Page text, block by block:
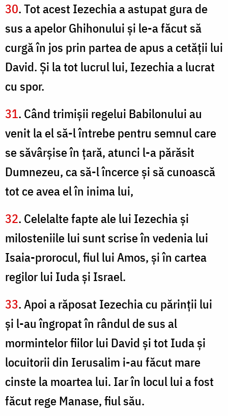
30. Tot acest Iezechia a astupat gura de
sus a apelor Ghihonului şi le-a făcut să
curgă în jos prin partea de apus a cetăţii lui
David. Şi la tot lucrul lui, Iezechia a lucrat
cu spor.
31. Când trimişii regelui Babilonului au
venit la el să-l întrebe pentru semnul care
se săvârşise în ţară, atunci l-a părăsit
Dumnezeu, ca să-l încerce şi să cunoască
tot ce avea el în inima lui,
32. Celelalte fapte ale lui Iezechia şi
milosteniile lui sunt scrise în vedenia lui
Isaia-prorocul, fiul lui Amos, şi în cartea
regilor lui Iuda şi Israel.
33. Apoi a răposat Iezechia cu părinţii lui
şi l-au îngropat în rândul de sus al
mormintelor fiilor lui David şi tot Iuda şi
locuitorii din Ierusalim i-au făcut mare
cinste la moartea lui. Iar în locul lui a fost
făcut rege Manase, fiul său.